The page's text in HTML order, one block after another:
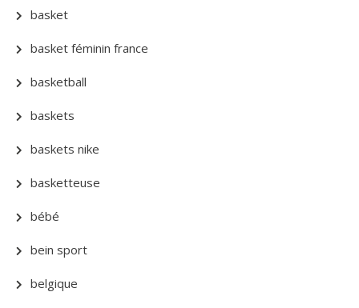
basket
basket féminin france
basketball
baskets
baskets nike
basketteuse
bébé
bein sport
belgique